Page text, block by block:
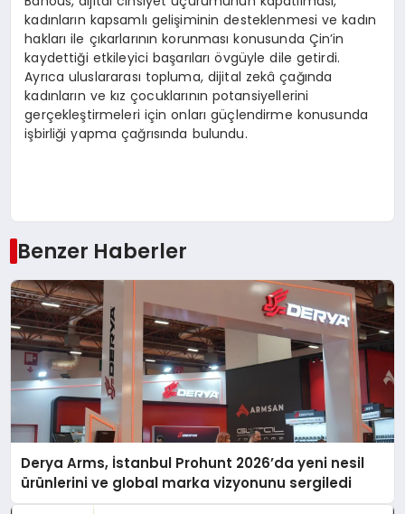
kadınların kapsamlı gelişiminin desteklenmesi ve kadın
hakları ile çıkarlarının korunması konusunda Çin’in
kaydettiği etkileyici başarıları övgüyle dile getirdi.
Ayrıca uluslararası topluma, dijital zekâ çağında
kadınların ve kız çocuklarının potansiyellerini
gerçekleştirmeleri için onları güçlendirme konusunda
işbirliği yapma çağrısında bulundu.
Benzer Haberler
Derya Arms, İstanbul Prohunt 2026’da yeni nesil
ürünlerini ve global marka vizyonunu sergiledi